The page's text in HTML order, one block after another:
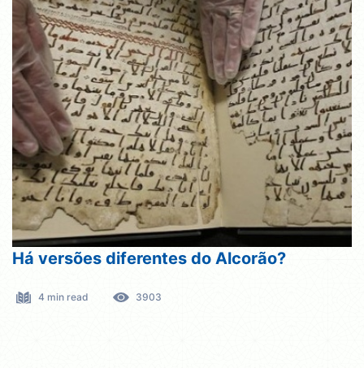
Há versões diferentes do Alcorão?
4 min read 3903